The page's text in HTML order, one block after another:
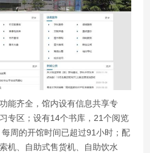
能齐全，馆内设有信息共享专
专区；设有14个书库，21个阅览
周的开馆时间已超过91小时；配
机、自助式售货机、自助饮水